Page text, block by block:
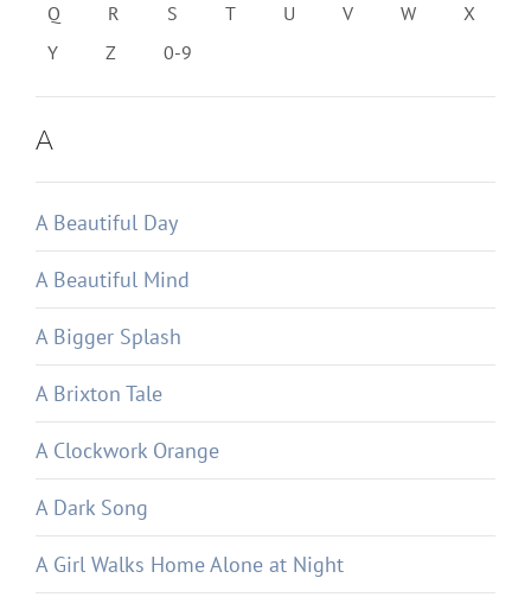
Q
R S T U V W
X
Y
Z 0-9
A
A Beautiful Day
A Beautiful Mind
A Bigger Splash
A Brixton Tale
A Clockwork Orange
A Dark Song
A Girl Walks Home Alone at Night